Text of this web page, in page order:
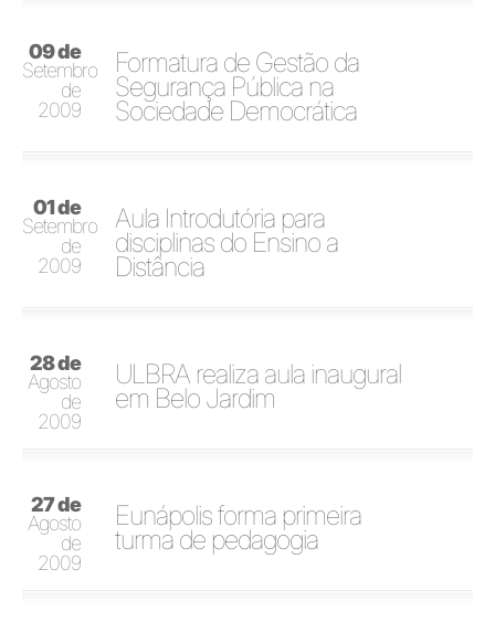
09 de
Setembro
de
2009
Formatura de Gestão da
Segurança Pública na
Sociedade Democrática
01 de
Setembro
de
2009
Aula Introdutória para
disciplinas do Ensino a
Distância
28 de
Agosto
de
2009
ULBRA realiza aula inaugural
em Belo Jardim
27 de
Agosto
de
2009
Eunápolis forma primeira
turma de pedagogia